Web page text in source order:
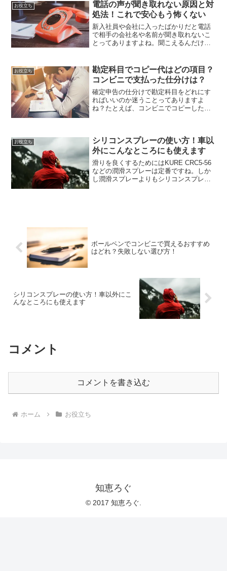
お役立ち
電話の声が聞き取れない原因と対
処法！これで安心もう怖くない
新入社員や会社に入ったばかりだと電話
で相手の会社名や名前が聞き取れないこ
とってありますよね。聞こえるんだけ
い思いともおさらば。電話の声が聞き取
れない原因は？解決法は？。...
お役立ち
勘定科目でコピー代はどの項目？
コンビニで支払った仕分けは？
確定申告の仕分けで勘定科目をどれにす
ればいいのか迷うことってありますよ
ね？たとえば、コンビニでコピーした代
理方法を取り上げました。わ...
お役立ち
シリコンスプレーの使い方！車以
外にこんなところにも使えます
滑りを良くするためにはKURE CRC5-56
などの潤滑スプレーは定番ですね。しか
し潤滑スプレーよりもシリコンスプレー
ボールペンでコンビニで買えるおすすめ
はどれ？失敗しない選び方！
シリコンスプレーの使い方！車以外にこ
んなところにも使えます
コメント
コメントを書き込む
ホーム お役立ち
知恵ろぐ
© 2017 知恵ろぐ.